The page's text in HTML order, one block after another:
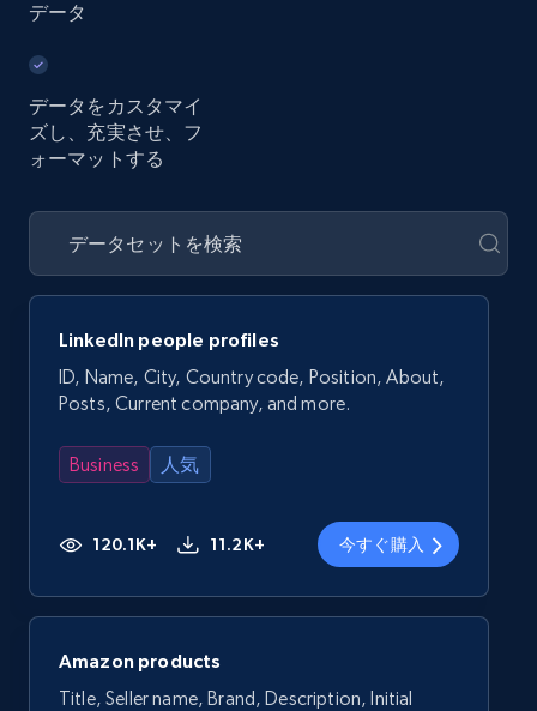
データ
データをカスタマイ
ズし、充実させ、フ
ォーマットする
LinkedIn people profiles
ID, Name, City, Country code, Position, About,
Posts, Current company, and more.
Business 人気
120.1K+ 11.2K+ 今すぐ購入
Amazon products
Title, Seller name, Brand, Description, Initial